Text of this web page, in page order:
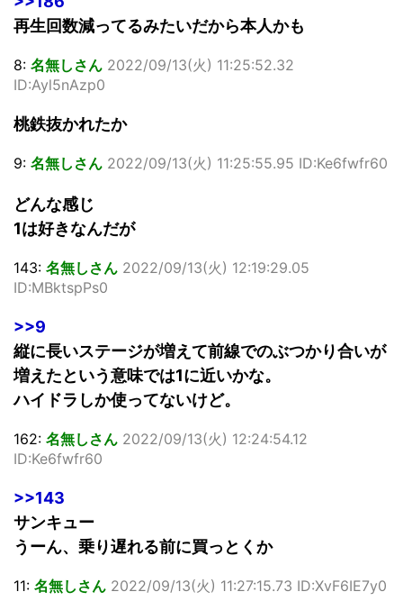
再生回数減ってるみたいだから本人かも
8: 名無しさん 2022/09/13(火) 11:25:52.32
ID:Ayl5nAzp0
桃鉄抜かれたか
9: 名無しさん 2022/09/13(火) 11:25:55.95 ID:Ke6fwfr60
どんな感じ
1は好きなんだが
143: 名無しさん 2022/09/13(火) 12:19:29.05
ID:MBktspPs0
>>9
縦に長いステージが増えて前線でのぶつかり合いが
増えたという意味では1に近いかな。
ハイドラしか使ってないけど。
162: 名無しさん 2022/09/13(火) 12:24:54.12
ID:Ke6fwfr60
>>143
サンキュー
うーん、乗り遅れる前に買っとくか
11: 名無しさん 2022/09/13(火) 11:27:15.73 ID:XvF6IE7y0